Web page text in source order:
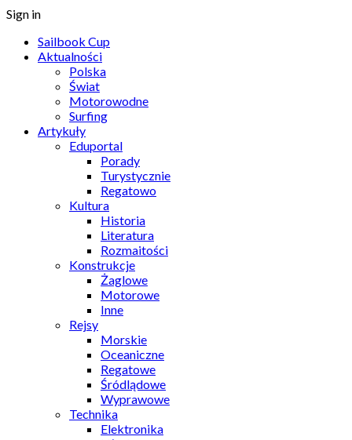
Sign in
Sailbook Cup
Aktualności
Polska
Świat
Motorowodne
Surfing
Artykuły
Eduportal
Porady
Turystycznie
Regatowo
Kultura
Historia
Literatura
Rozmaitości
Konstrukcje
Żaglowe
Motorowe
Inne
Rejsy
Morskie
Oceaniczne
Regatowe
Śródlądowe
Wyprawowe
Technika
Elektronika